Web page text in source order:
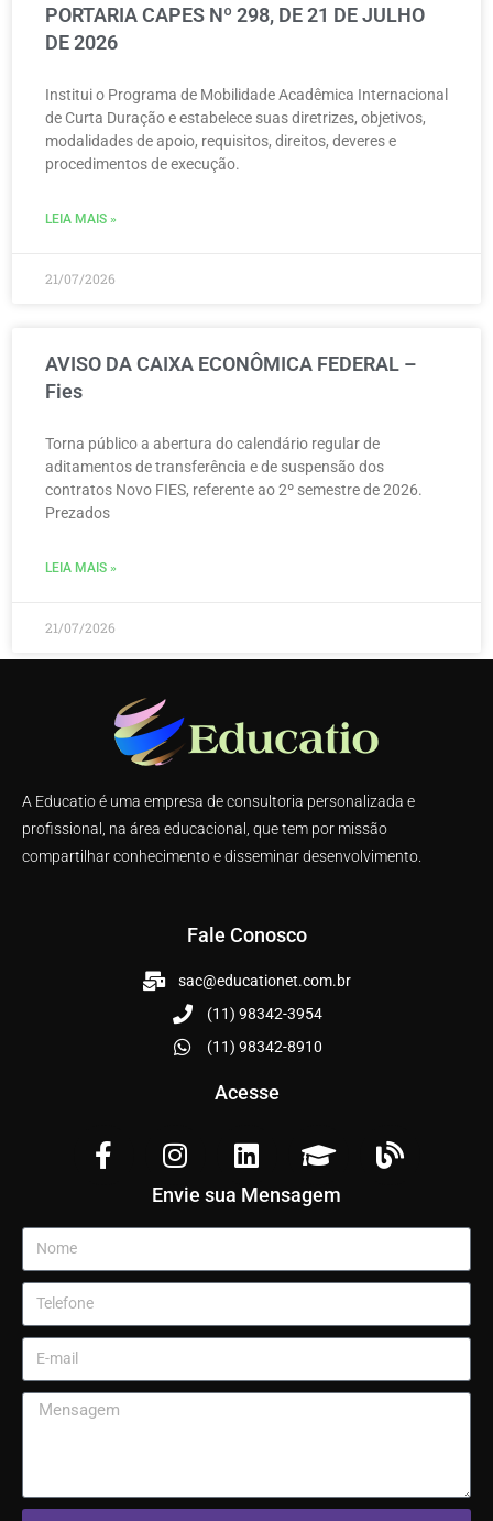
PORTARIA CAPES Nº 298, DE 21 DE JULHO
DE 2026
Institui o Programa de Mobilidade Acadêmica Internacional
de Curta Duração e estabelece suas diretrizes, objetivos,
modalidades de apoio, requisitos, direitos, deveres e
procedimentos de execução.
LEIA MAIS »
21/07/2026
AVISO DA CAIXA ECONÔMICA FEDERAL –
Fies
Torna público a abertura do calendário regular de
aditamentos de transferência e de suspensão dos
contratos Novo FIES, referente ao 2º semestre de 2026.
Prezados
LEIA MAIS »
21/07/2026
A Educatio é uma empresa de consultoria personalizada e
profissional, na área educacional, que tem por missão
compartilhar conhecimento e disseminar desenvolvimento.
Fale Conosco
sac@educationet.com.br
(11) 98342-3954
(11) 98342-8910
Acesse
Envie sua Mensagem